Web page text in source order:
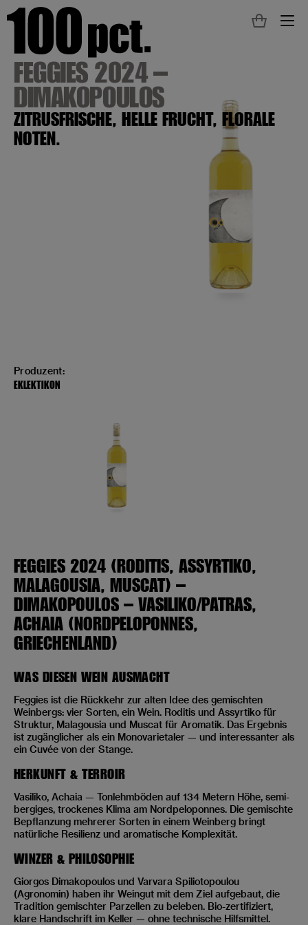
FEGGIES 2024 –
DIMAKOPOULOS
ZITRUSFRISCHE, HELLE FRUCHT, FLORALE
NOTEN.
Produzent:
EKLEKTIKON
FEGGIES 2024 (RODITIS, ASSYRTIKO,
MALAGOUSIA, MUSCAT) –
DIMAKOPOULOS – VASILIKO/PATRAS,
ACHAIA (NORDPELOPONNES,
GRIECHENLAND)
WAS DIESEN WEIN AUSMACHT
Feggies ist die Rückkehr zur alten Idee des gemischten
Weinbergs: vier Sorten, ein Wein. Roditis und Assyrtiko für
Struktur, Malagousia und Muscat für Aromatik. Das Ergebnis
ist zugänglicher als ein Monovarietaler — und interessanter als
ein Cuvée von der Stange.
HERKUNFT & TERROIR
Vasiliko, Achaia — Tonlehmböden auf 134 Metern Höhe, semi-
bergiges, trockenes Klima am Nordpeloponnes. Die gemischte
Bepflanzung mehrerer Sorten in einem Weinberg bringt
natürliche Resilienz und aromatische Komplexität.
WINZER & PHILOSOPHIE
Giorgos Dimakopoulos und Varvara Spiliotopoulou
(Agronomin) haben ihr Weingut mit dem Ziel aufgebaut, die
Tradition gemischter Parzellen zu beleben. Bio-zertifiziert,
klare Handschrift im Keller — ohne technische Hilfsmittel.